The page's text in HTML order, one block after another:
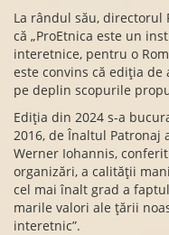
La rândul său, directorul
că „ProEtnica este un
interetnice, pentru o
este convins că ediția de
pe deplin scopurile
Ediția din 2024 s-a
2016, de Înaltul Patronaj
Werner Iohannis,
organizări, a calității
cel mai înalt grad a
marile valori ale țării
interetnic”.